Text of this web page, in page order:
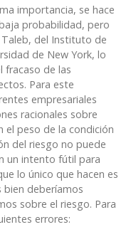
importancia, se hace
probabilidad, pero
del Instituto de
de New York, lo
fracaso de las
Para este
empresariales
racionales sobre
el peso de la condición
del riesgo no puede
un intento fútil para
lo único que hacen es
bien deberíamos
sobre el riesgo. Para
errores: